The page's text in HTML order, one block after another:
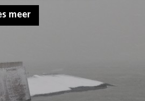
meer